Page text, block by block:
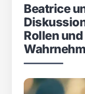
Beatrice
Rollen